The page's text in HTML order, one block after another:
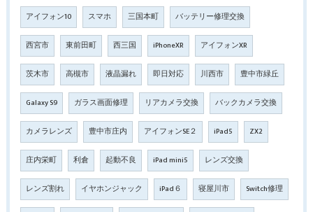
アイフォン10 スマホ 三国本町 バッテリー修理交換
西宮市 東前田町 西三国 iPhoneXR アイフォンXR
茨木市 高槻市 液晶漏れ 即日対応 川西市 豊中市緑丘
Galaxy S9 ガラス画面修理 リアカメラ交換 バックカメラ交換
カメラレンズ 豊中市庄内 アイフォンSE２ iPad5 ZX2
庄内栄町 利倉 起動不良 iPad mini5 レンズ交換
レンズ割れ イヤホンジャック iPad６ 寝屋川市 Switch修理